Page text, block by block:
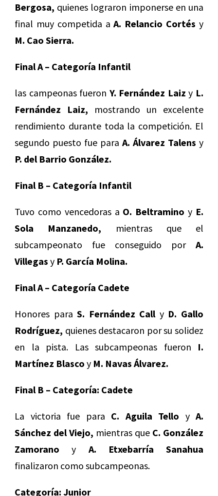
Bergosa, quienes lograron imponerse en una
final muy competida aA. Relancio Cortés y
M. Cao Sierra.
Final A – Categoría Infantil
las campeonas fueron Y. Fernández Laiz y L.
Fernández Laiz, mostrando un excelente
rendimiento durante toda la competición. El
segundo puesto fue para A. Álvarez Talens y
P. del Barrio González.
Final B – Categoría Infantil
Tuvo como vencedoras a O. Beltramino y E.
Sola Manzanedo, mientras que el
subcampeonato fue conseguido por A.
Villegas y P. García Molina.
Final A – Categoría Cadete
Honores paraS. Fernández Call y D. Gallo
Rodríguez, quienes destacaron por su solidez
en la pista. Las subcampeonas fueron I.
Martínez Blasco y M. Navas Álvarez.
Final B – Categoría: Cadete
La victoria fue para C. Aguila Tello y A.
Sánchez del Viejo, mientras que C. González
Zamorano y A. Etxebarría Sanahua
finalizaron como subcampeonas.
Categoría: Junior